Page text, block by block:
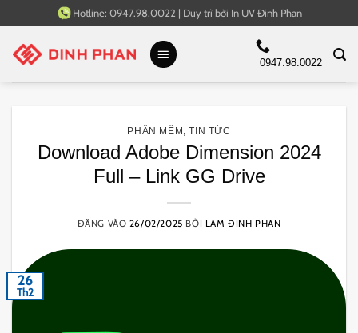
qua
nội
Hotline: 0947.98.0022 | Duy trì bởi In UV Đinh Phan
0947.98.0022
PHẦN MỀM ,TIN TỨC
Download Adobe Dimension 2024
Full – Link GG Drive
ĐĂNG VÀO 26/02/2025 BỞI LAM ĐINH PHAN
26
Th2